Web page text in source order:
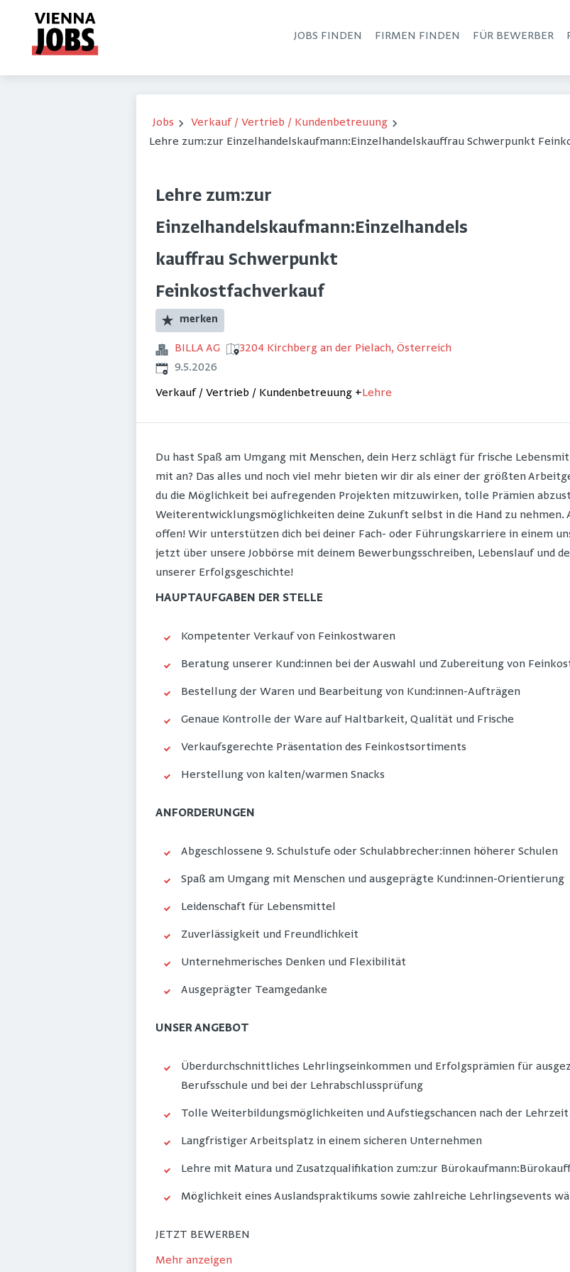
JOBS FINDEN FIRMEN FINDEN FÜR BEWERBER
Jobs
Verkauf / Vertrieb / Kundenbetreuung
Lehre zum:zur Einzelhandelskaufmann:Einzelhandelskauffrau Schwerpunkt
Lehre zum:zur
Einzelhandelskaufmann:Einzelhandels
kauffrau Schwerpunkt
Feinkostfachverkauf
merken
BILLA AG
3204 Kirchberg an der Pielach, Österreich
Veröffentlicht
9.5.2026
Verkauf / Vertrieb / Kundenbetreuung +Lehre
Du hast Spaß am Umgang mit Menschen, dein Herz schlägt für frische
mit an? Das alles und noch viel mehr bieten wir dir als einer der größten
du die Möglichkeit bei aufregenden Projekten mitzuwirken, tolle Prämien
Weiterentwicklungsmöglichkeiten deine Zukunft selbst in die Hand zu nehmen.
offen! Wir unterstützen dich bei deiner Fach- oder Führungskarriere in einem
jetzt über unsere Jobbörse mit deinem Bewerbungsschreiben, Lebenslauf und
unserer Erfolgsgeschichte!
HAUPTAUFGABEN DER STELLE
Kompetenter Verkauf von Feinkostwaren
Beratung unserer Kund:innen bei der Auswahl und Zubereitung von
Bestellung der Waren und Bearbeitung von Kund:innen-Aufträgen
Genaue Kontrolle der Ware auf Haltbarkeit, Qualität und Frische
Verkaufsgerechte Präsentation des Feinkostsortiments
Herstellung von kalten/warmen Snacks
ANFORDERUNGEN
Abgeschlossene 9. Schulstufe oder Schulabbrecher:innen höherer Schulen
Spaß am Umgang mit Menschen und ausgeprägte Kund:innen-Orientierung
Leidenschaft für Lebensmittel
Zuverlässigkeit und Freundlichkeit
Unternehmerisches Denken und Flexibilität
Ausgeprägter Teamgedanke
UNSER ANGEBOT
Überdurchschnittliches Lehrlingseinkommen und Erfolgsprämien für
Berufsschule und bei der Lehrabschlussprüfung
Tolle Weiterbildungsmöglichkeiten und Aufstiegschancen nach der
Langfristiger Arbeitsplatz in einem sicheren Unternehmen
Lehre mit Matura und Zusatzqualifikation zum:zur
Möglichkeit eines Auslandspraktikums sowie zahlreiche Lehrlingsevents
JETZT BEWERBEN
Mehr anzeigen